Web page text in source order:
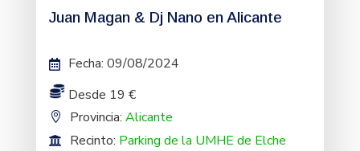
Juan Magan & Dj Nano en Alicante
Fecha: 09/08/2024
Desde 19 €
Provincia: Alicante
Recinto: Parking de la UMHE de Elche